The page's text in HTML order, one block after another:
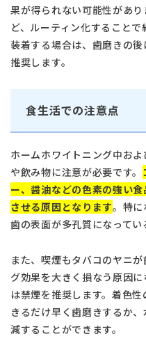
果が得られない可能性があ
ど、ルーティン化すること
装着する場合は、歯磨きの
推奨します。
食生活での注意点
ホームホワイトニング中お
や飲み物に注意が必要です。
ー、醤油などの色素の強い
させる原因となります。特に
歯の表面が多孔質になってい
また、喫煙もタバコのヤニ
グ効果を大きく損なう原因
は禁煙を推奨します。着色
きるだけ早く歯磨きするか
減することができます。